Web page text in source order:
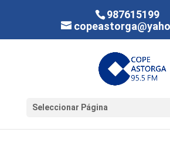
987615199
Seleccionar Página